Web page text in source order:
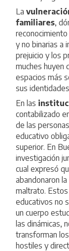
La
familiares,
y no binarias a
prejuicio y los
muches huyen
espacios más
sus
En las
contabilizado
de las
educativo
superior. En
investigación
cual expresó
abandonaron
maltrato.
educativos no
un cuerpo
las dinámicas,
transforman
hostiles y